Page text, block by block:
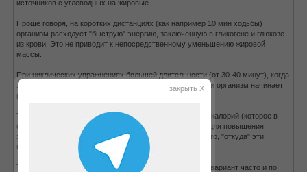
источников с углеводных на жировые.
Проще говоря, на коротких дистанциях (как например 10 мин ходьбы)
организм расходует "быструю" энергию, заключенную в гликогене и глюкозе
из крови. Это не приводит к непосредственному уменьшению жировой
массы.
При циклических упражнениях большей длительности (от 30-40 минут), когда
заканчивается запас гликогена, для пополнения энергии организм начинает
расщеплять жировые запасы.
Т.о. помимо простого количества потраченных за день калорий (которое в
обоих случаях будет арифметически равное) следует для повышения
эффективности упражнений (в т.ч. ходьбы) учитывать то, "откуда" эти
калории берутся.
Так что, если нет возможности ходить сразу долго - то вариант часто и по
закрыть X